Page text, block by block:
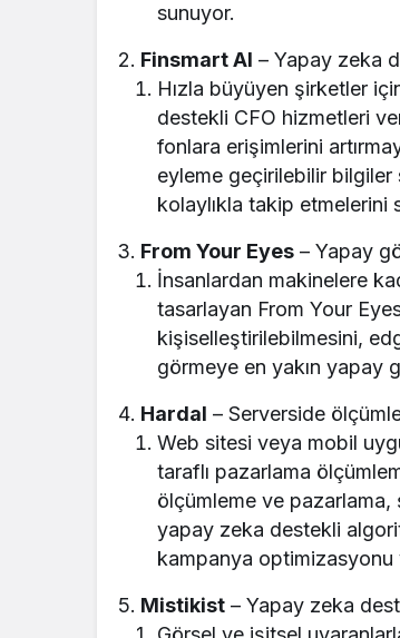
sunuyor.
Finsmart AI – Yapay zeka
Hızla büyüyen şirketler
destekli CFO hizmetleri
fonlara erişimlerini
eyleme geçirilebilir bilgiler
kolaylıkla takip etmelerini
From Your Eyes – Yapay
İnsanlardan makinelere
tasarlayan From Your
kişiselleştirilebilmesini,
görmeye en yakın yapay
Hardal – Serverside
Web sitesi veya mobil
taraflı pazarlama
ölçümleme ve
yapay zeka destekli
kampanya optimizasyonu
Mistikist – Yapay zeka